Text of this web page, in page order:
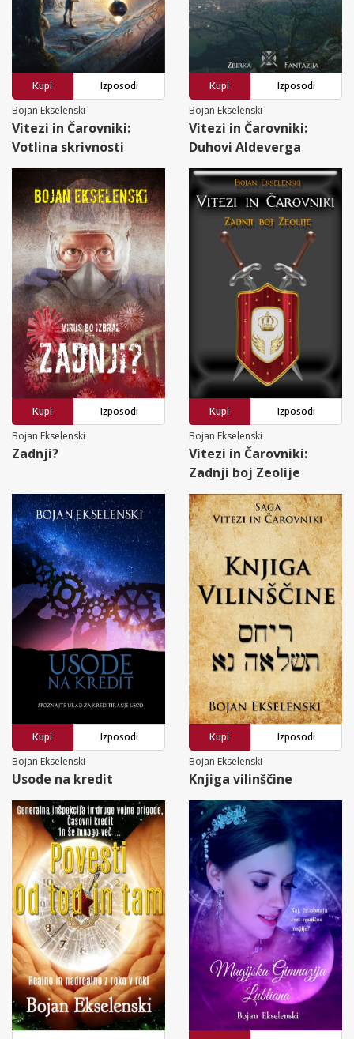
Kupi
Izposodi
Bojan Ekselenski
Vitezi in Čarovniki:
Votlina skrivnosti
Kupi
Izposodi
Bojan Ekselenski
Vitezi in Čarovniki:
Duhovi Aldeverga
Kupi
Izposodi
Bojan Ekselenski
Zadnji?
Kupi
Izposodi
Bojan Ekselenski
Vitezi in Čarovniki:
Zadnji boj Zeolije
Kupi
Izposodi
Bojan Ekselenski
Usode na kredit
Kupi
Izposodi
Bojan Ekselenski
Knjiga vilinščine